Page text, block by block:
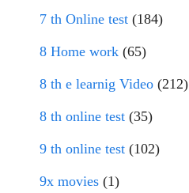
7 th Online test (184)
8 Home work (65)
8 th e learnig Video (212)
8 th online test (35)
9 th online test (102)
9x movies (1)